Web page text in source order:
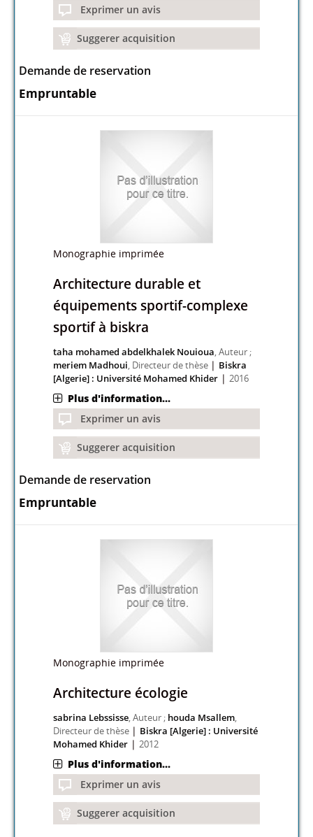
Exprimer un avis
Suggerer acquisition
Demande de reservation
Empruntable
Monographie imprimée
Architecture durable et
équipements sportif-complexe
sportif à biskra
taha mohamed abdelkhalek Nouioua, Auteur ;
meriem Madhoui, Directeur de thèse | Biskra
[Algerie] : Université Mohamed Khider |2016
Plus d'information...
Exprimer un avis
Suggerer acquisition
Demande de reservation
Empruntable
Monographie imprimée
Architecture écologie
sabrina Lebssisse, Auteur ; houda Msallem,
Directeur de thèse | Biskra [Algerie] : Université
Mohamed Khider |2012
Plus d'information...
Exprimer un avis
Suggerer acquisition